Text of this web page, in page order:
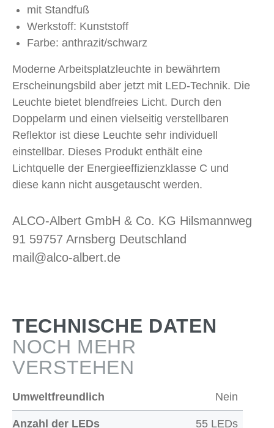
mit Standfuß
Werkstoff: Kunststoff
Farbe: anthrazit/schwarz
Moderne Arbeitsplatzleuchte in bewährtem
Erscheinungsbild aber jetzt mit LED-Technik. Die
Leuchte bietet blendfreies Licht. Durch den
Doppelarm und einen vielseitig verstellbaren
Reflektor ist diese Leuchte sehr individuell
einstellbar. Dieses Produkt enthält eine
Lichtquelle der Energieeffizienzklasse C und
diese kann nicht ausgetauscht werden.
ALCO-Albert GmbH & Co. KG Hilsmannweg
91 59757 Arnsberg Deutschland
mail@alco-albert.de
TECHNISCHE DATEN
NOCH MEHR
VERSTEHEN
Umweltfreundlich Nein
Anzahl der LEDs 55 LEDs